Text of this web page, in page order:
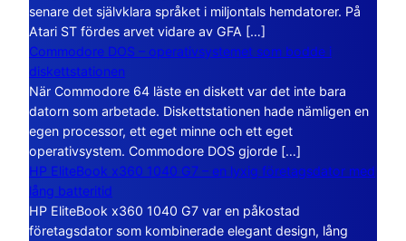
senare det självklara språket i miljontals hemdatorer. På
Atari ST fördes arvet vidare av GFA […]
Commodore DOS – operativsystemet som bodde i
diskettstationen
När Commodore 64 läste en diskett var det inte bara
datorn som arbetade. Diskettstationen hade nämligen en
egen processor, ett eget minne och ett eget
operativsystem. Commodore DOS gjorde […]
HP EliteBook x360 1040 G7 – en lyxig företagsdator med
lång batteritid
HP EliteBook x360 1040 G7 var en påkostad
företagsdator som kombinerade elegant design, lång